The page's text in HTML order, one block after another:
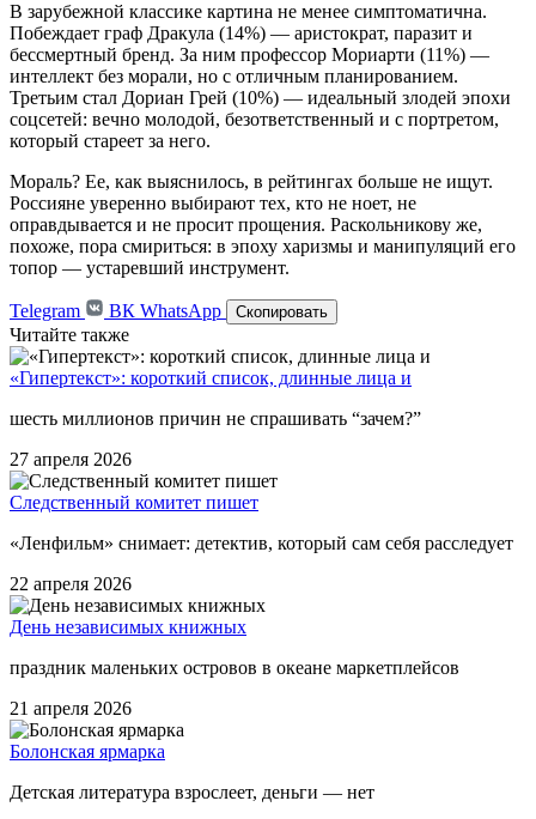
В зарубежной классике картина не менее симптоматична.
Побеждает граф Дракула (14%) — аристократ, паразит и
бессмертный бренд. За ним профессор Мориарти (11%) —
интеллект без морали, но с отличным планированием.
Третьим стал Дориан Грей (10%) — идеальный злодей эпохи
соцсетей: вечно молодой, безответственный и с портретом,
который стареет за него.
Мораль? Ее, как выяснилось, в рейтингах больше не ищут.
Россияне уверенно выбирают тех, кто не ноет, не
оправдывается и не просит прощения. Раскольникову же,
похоже, пора смириться: в эпоху харизмы и манипуляций его
топор — устаревший инструмент.
Telegram ВК WhatsApp Скопировать
Читайте также
«Гипертекст»: короткий список, длинные лица и
шесть миллионов причин не спрашивать “зачем?”
27 апреля 2026
Следственный комитет пишет
«Ленфильм» снимает: детектив, который сам себя расследует
22 апреля 2026
День независимых книжных
праздник маленьких островов в океане маркетплейсов
21 апреля 2026
Болонская ярмарка
Детская литература взрослеет, деньги — нет